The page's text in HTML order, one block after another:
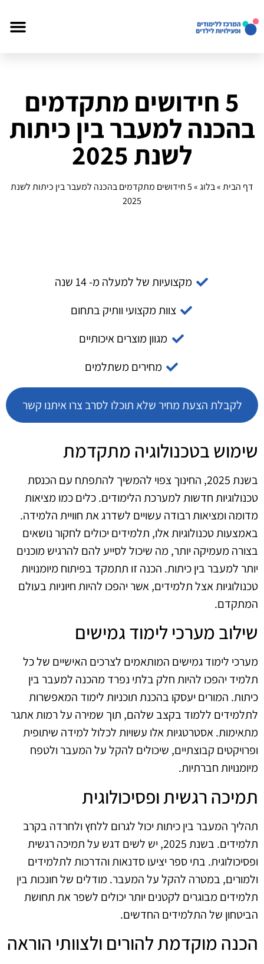
5 חידושים מתקדמים
בהכנה למעבר בין כיתות
לשנת 2025
דף הבית»בלוג»
5 חידושים מתקדמים בהכנה למעבר בין כיתות לשנת
2025
מקצועיות של למעלה מ- 14 שנה
צוות מקצועי וותיק בתחום
מגוון מוצרים איכותיים
מחירים משתלמים
לקבלת הצעת מחיר שלא תוכלו לסרב צרו איתנו קשר
שימוש בטכנולוגיה מתקדמת
בשנת 2025, החינוך צפוי להמשיך להתפתח עם הכנסת
טכנולוגיות חדשות למערכת הלימודים. כלים כמו מציאות
מדומה ומציאות רבודה עשויים לשדרג את חוויית הלמידה.
באמצעות טכנולוגיות אלו, תלמידים יכולים לחקור נושאים
בצורה מעמיקה יותר, מה שיכול לסייע להם להרגיש מוכנים
יותר למעבר בין כיתות. הכנה זו תתמקד בפיתוח מיומנויות
טכנולוגיות אצל תלמידים, אשר יהפכו להיות חיוניות בעולם
המתקדם.
שילוב מערכי לימוד גמישים
מערכי לימוד גמישים המותאמים לצרכים האישיים של כל
תלמיד יהפכו להיות חלק בלתי נפרד מהכנה למעבר בין
כיתות. המורים יעסקו בהכנת תוכניות לימוד המאפשרות
לתלמידים ללמוד בקצב שלהם, תוך שמירה על רמות אתגר
מתאימות. אסטרטגיות אלו עשויות לכלול למידה שיתופית
ופרויקטים קבוצתיים, שיכולים להקל על המעבר ולטפח
מיומנויות חברתיות.
תמיכה רגשית ופסיכולוגית
תהליך המעבר בין כיתות יכול לגרום ללחץ ולחרדה בקרב
תלמידים. בשנת 2025, יש לשים דגש על תמיכה רגשית
ופסיכולוגית. בתי ספר יציעו סדנאות והדרכות לתלמידים
ולמורים, במטרה להקל על המעבר. מודלים של חונכות בין
תלמידים מבוגרים לקטנים יותר יכולים לשפר את תחושת
הביטחון של התלמידים החדשים.
הכנה מוקדמת להורים ולצוותי הוראה